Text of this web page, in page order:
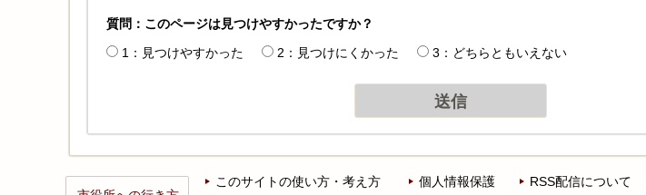
質問：このページは見つけやすかったですか？
1：見つけやすかった
2：見つけにくかった 3：どちらともいえない
このサイトの使い方・考え方 個人情報保護 RSS配信について